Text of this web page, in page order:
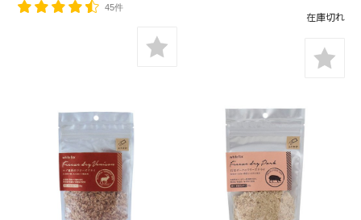
45件
在庫切れ